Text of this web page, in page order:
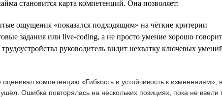
становится карта компетенций. Она позволяет:
ощущения «показался подходящим» на чёткие критерии
задания или live-coding, а не просто умение хорошо
руководитель видит нехватку ключевых
компетенцию «Гибкость и устойчивость к изменениям»,
Ошибка повторялась на нескольких позициях, пока не ввели